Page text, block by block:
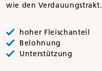
wie den Verdauungstrakt.
hoher Fleischanteil
Belohnung
Unterstützung